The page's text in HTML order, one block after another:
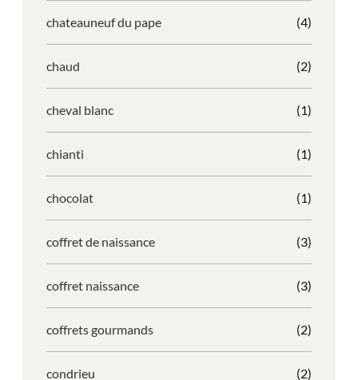
chateauneuf du pape (4)
chaud (2)
cheval blanc (1)
chianti (1)
chocolat (1)
coffret de naissance (3)
coffret naissance (3)
coffrets gourmands (2)
condrieu (2)